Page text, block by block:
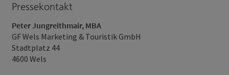
Pressekontakt
Peter Jungreithmair, MBA
GF Wels Marketing & Touristik GmbH
Stadtplatz 44
4600 Wels